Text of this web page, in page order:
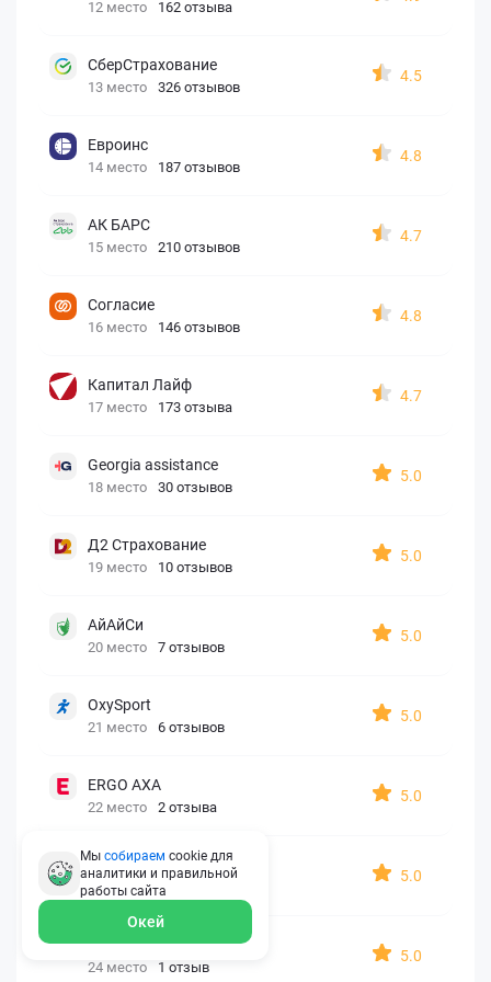
12 место 162 отзыва
СберСтрахование
13 место 326 отзывов
4.5
Евроинс
14 место 187 отзывов
4.8
АК БАРС
15 место 210 отзывов
4.7
Согласие
16 место 146 отзывов
4.8
Капитал Лайф
17 место 173 отзыва
4.7
Georgia assistance
18 место 30 отзывов
5.0
Д2 Страхование
19 место 10 отзывов
5.0
АйАйСи
20 место 7 отзывов
5.0
OxySport
21 место 6 отзывов
5.0
ERGO AXA
22 место 2 отзыва
5.0
Oxy Travel Premium
23 место 1 отзыв
5.0
УралСиб
24 место 1 отзыв
5.0
Мы собираем cookie для
аналитики и правильной
работы сайта
Окей